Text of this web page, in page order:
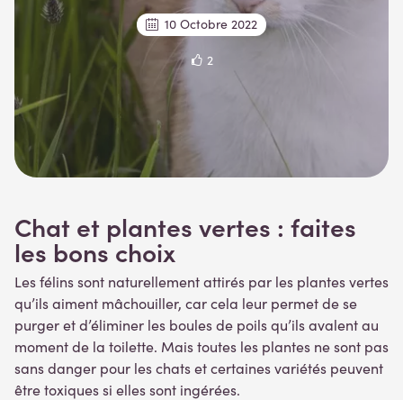
10 Octobre 2022
2
Chat et plantes vertes : faites
les bons choix
Les félins sont naturellement attirés par les plantes vertes
qu’ils aiment mâchouiller, car cela leur permet de se
purger et d’éliminer les boules de poils qu’ils avalent au
moment de la toilette. Mais toutes les plantes ne sont pas
sans danger pour les chats et certaines variétés peuvent
être toxiques si elles sont ingérées.